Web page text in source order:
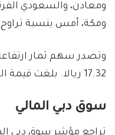
ومعادن، والسعودي
ومكة، أمس بنسبة تراوح بين 2
17.32 ريالا. بلغت قيمة التداولات نحو 3.5 مليون سهم.
سوق دبي المالي